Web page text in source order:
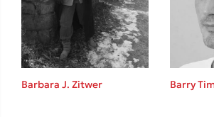
Barbara J. Zitwer Barry